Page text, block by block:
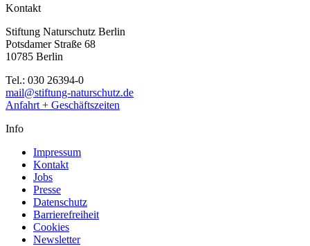
Kontakt
Stiftung Naturschutz Berlin
Potsdamer Straße 68
10785 Berlin
Tel.: 030 26394-0
mail@stiftung-naturschutz.de
Anfahrt + Geschäftszeiten
Info
Impressum
Kontakt
Jobs
Presse
Datenschutz
Barrierefreiheit
Cookies
Newsletter